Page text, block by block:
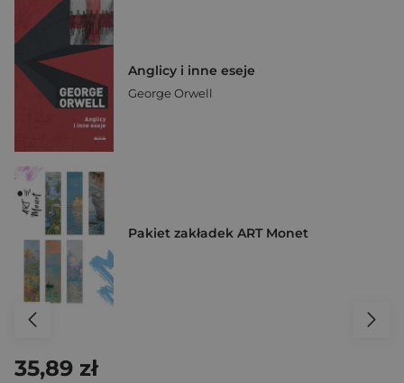
Anglicy i inne eseje
George Orwell
Pakiet zakładek ART Monet
35,89 zł